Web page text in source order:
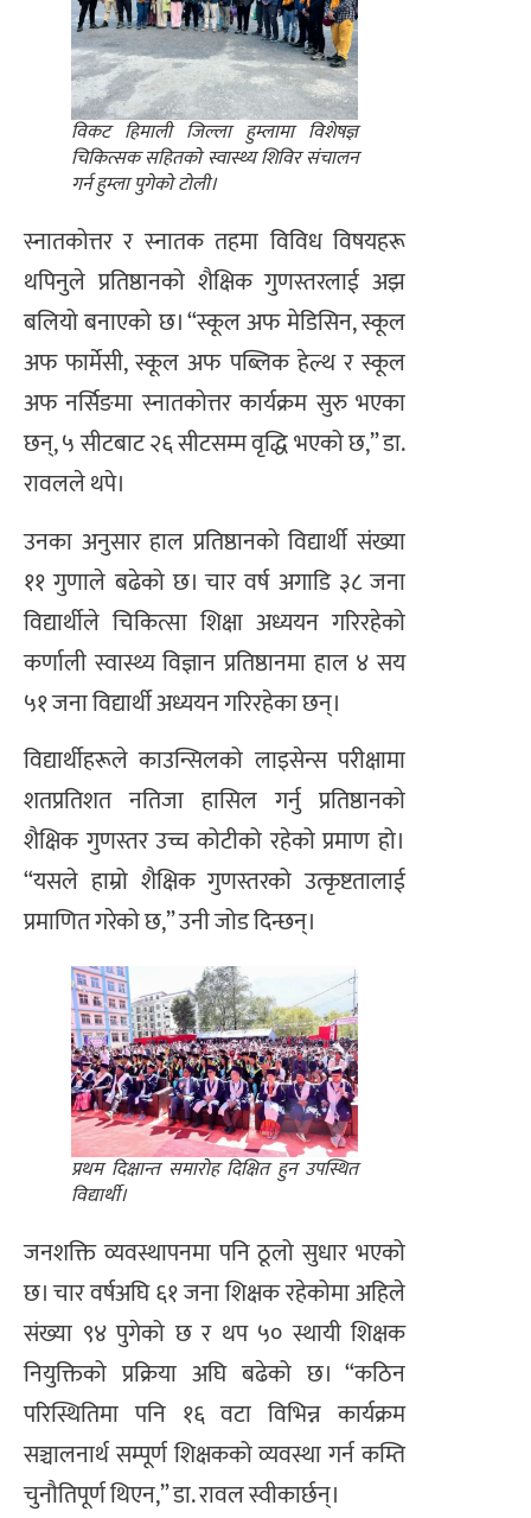
विकट हिमाली जिल्ला हुम्लामा विशेषज्ञ
चिकित्सक सहितको स्वास्थ्य शिविर संचालन
गर्न हुम्ला पुगेको टोली।
स्नातकोत्तर र स्नातक तहमा विविध विषयहरू
थपिनुले प्रतिष्ठानको शैक्षिक गुणस्तरलाई अझ
बलियो बनाएको छ। “स्कूल अफ मेडिसिन, स्कूल
अफ फार्मेसी, स्कूल अफ पब्लिक हेल्थ र स्कूल
अफ नर्सिङमा स्नातकोत्तर कार्यक्रम सुरु भएका
छन्, ५ सीटबाट २६ सीटसम्म वृद्धि भएको छ,” डा.
रावलले थपे।
उनका अनुसार हाल प्रतिष्ठानको विद्यार्थी संख्या
११ गुणाले बढेको छ। चार वर्ष अगाडि ३८ जना
विद्यार्थीले चिकित्सा शिक्षा अध्ययन गरिरहेको
कर्णाली स्वास्थ्य विज्ञान प्रतिष्ठानमा हाल ४ सय
५१ जना विद्यार्थी अध्ययन गरिरहेका छन्।
विद्यार्थीहरूले काउन्सिलको लाइसेन्स परीक्षामा
शतप्रतिशत नतिजा हासिल गर्नु प्रतिष्ठानको
शैक्षिक गुणस्तर उच्च कोटीको रहेको प्रमाण हो।
“यसले हाम्रो शैक्षिक गुणस्तरको उत्कृष्टतालाई
प्रमाणित गरेको छ,” उनी जोड दिन्छन्।
प्रथम दिक्षान्त समारोह दिक्षित हुन उपस्थित
विद्यार्थी।
जनशक्ति व्यवस्थापनमा पनि ठूलो सुधार भएको
छ। चार वर्षअघि ६१ जना शिक्षक रहेकोमा अहिले
संख्या ९४ पुगेको छ र थप ५० स्थायी शिक्षक
नियुक्तिको प्रक्रिया अघि बढेको छ। “कठिन
परिस्थितिमा पनि १६ वटा विभिन्न कार्यक्रम
सञ्चालनार्थ सम्पूर्ण शिक्षकको व्यवस्था गर्न कम्ति
चुनौतिपूर्ण थिएन,” डा. रावल स्वीकार्छन्।